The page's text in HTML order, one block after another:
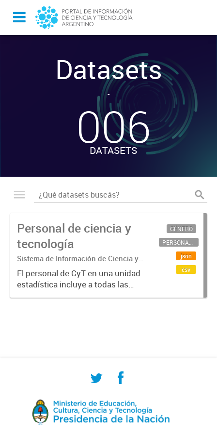
Datasets
-
006
DATASETS
Personal de ciencia y
tecnología
Sistema de Información de Ciencia y
Tecnología Argentino (SICYTAR)
El personal de CyT en una unidad
estadística incluye a todas las
personas involucradas
GÉNERO
PERSONAL CIENTÍFICO-TECNOLÓGICO
json
csv